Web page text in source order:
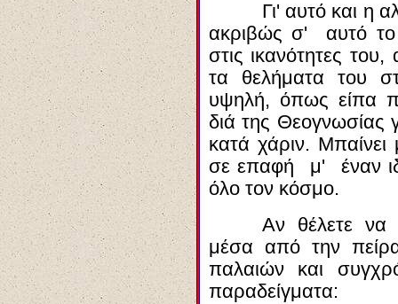
Γι' αυτό και η
ακριβώς σ' αυτό το
στις ικανότητες
τα θελήματα του
υψηλή, όπως είπα
διά της Θεογνωσίας
κατά χάριν.
σε επαφή μ' έναν
όλο τον κόσμο.
Αν θέλετε να
μέσα από την
παλαιών και
παραδείγματα: